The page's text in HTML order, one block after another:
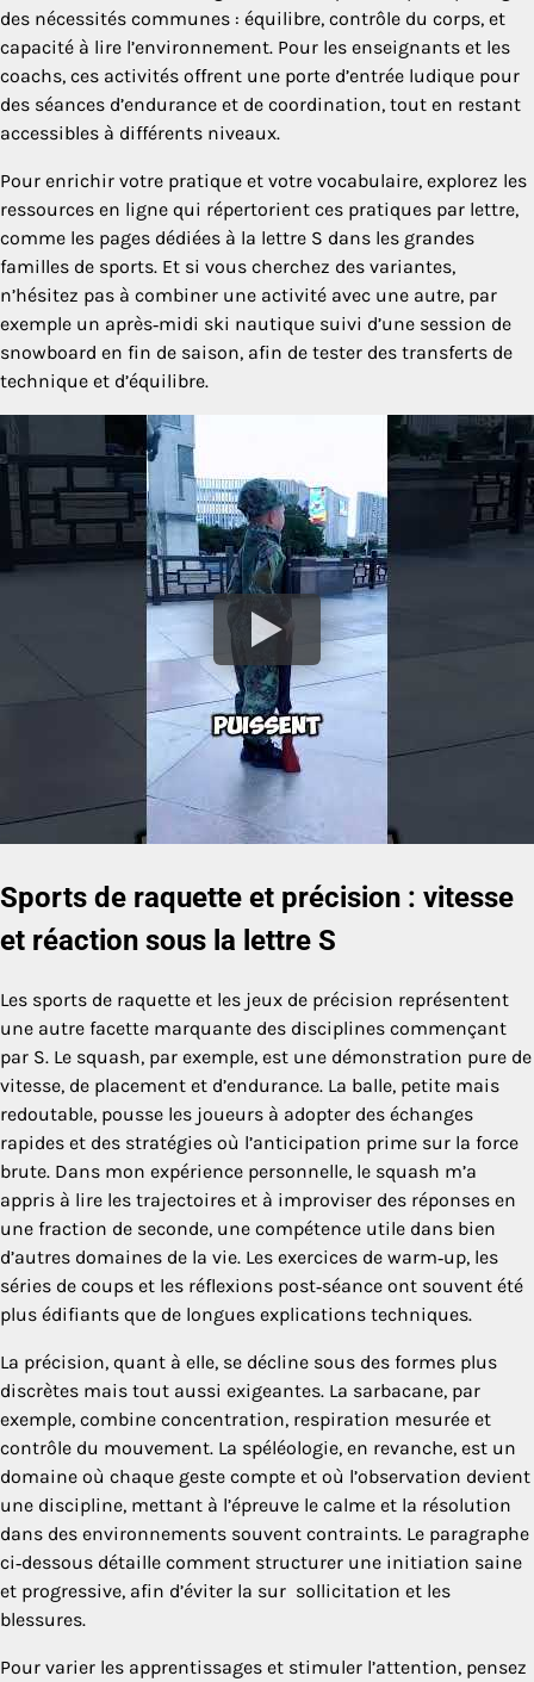
des nécessités communes : équilibre, contrôle du corps, et
capacité à lire l’environnement. Pour les enseignants et les
coachs, ces activités offrent une porte d’entrée ludique pour
des séances d’endurance et de coordination, tout en restant
accessibles à différents niveaux.
Pour enrichir votre pratique et votre vocabulaire, explorez les
ressources en ligne qui répertorient ces pratiques par lettre,
comme les pages dédiées à la lettre S dans les grandes
familles de sports. Et si vous cherchez des variantes,
n’hésitez pas à combiner une activité avec une autre, par
exemple un après‑midi ski nautique suivi d’une session de
snowboard en fin de saison, afin de tester des transferts de
technique et d’équilibre.
Sports de raquette et précision : vitesse
et réaction sous la lettre S
Les sports de raquette et les jeux de précision représentent
une autre facette marquante des disciplines commençant
par S. Le squash, par exemple, est une démonstration pure de
vitesse, de placement et d’endurance. La balle, petite mais
redoutable, pousse les joueurs à adopter des échanges
rapides et des stratégies où l’anticipation prime sur la force
brute. Dans mon expérience personnelle, le squash m’a
appris à lire les trajectoires et à improviser des réponses en
une fraction de seconde, une compétence utile dans bien
d’autres domaines de la vie. Les exercices de warm‑up, les
séries de coups et les réflexions post‑séance ont souvent été
plus édifiants que de longues explications techniques.
La précision, quant à elle, se décline sous des formes plus
discrètes mais tout aussi exigeantes. La sarbacane, par
exemple, combine concentration, respiration mesurée et
contrôle du mouvement. La spéléologie, en revanche, est un
domaine où chaque geste compte et où l’observation devient
une discipline, mettant à l’épreuve le calme et la résolution
dans des environnements souvent contraints. Le paragraphe
ci‑dessous détaille comment structurer une initiation saine
et progressive, afin d’éviter la sur ­ sollicitation et les
blessures.
Pour varier les apprentissages et stimuler l’attention, pensez